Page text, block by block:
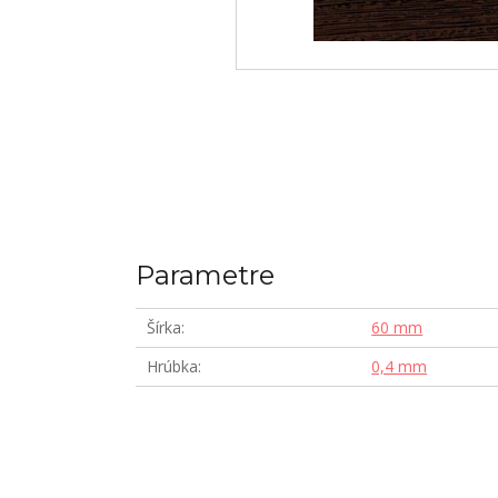
Parametre
Šírka
60 mm
Hrúbka
0,4 mm